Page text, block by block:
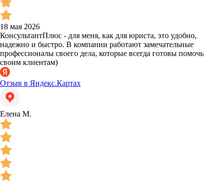
18 мая 2026
КонсультантПлюс - для меня, как для юриста, это удобно,
надежно и быстро. В компании работают замечательные
профессионалы своего дела, которые всегда готовы помочь
своим клиентам)
Отзыв в Яндекс.Картах
Елена М.